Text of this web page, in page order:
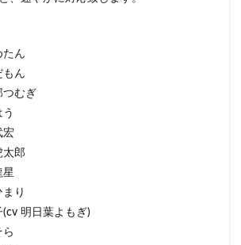
たん
もん
つむぎ
宏
太郎
星
り
明日葉よもぎ)
ら